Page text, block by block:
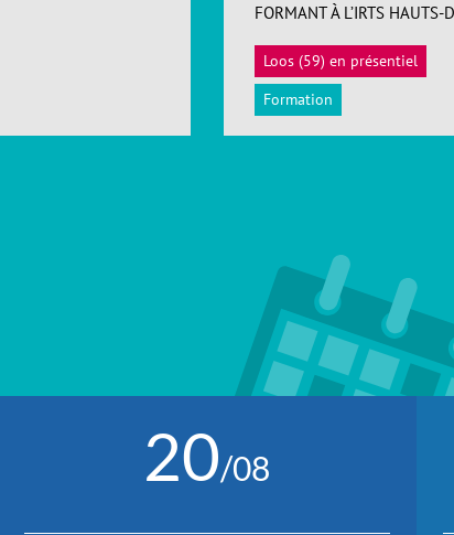
FORMANT À L’IRTS HAUTS-
Loos (59) en présentiel
Formation
20/08